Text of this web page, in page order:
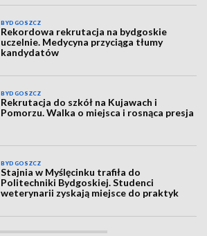
BYDGOSZCZ
Rekordowa rekrutacja na bydgoskie
uczelnie. Medycyna przyciąga tłumy
kandydatów
BYDGOSZCZ
Rekrutacja do szkół na Kujawach i
Pomorzu. Walka o miejsca i rosnąca presja
BYDGOSZCZ
Stajnia w Myślęcinku trafiła do
Politechniki Bydgoskiej. Studenci
weterynarii zyskają miejsce do praktyk